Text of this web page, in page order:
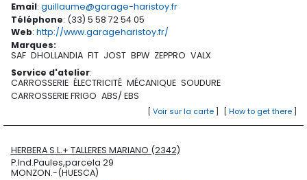
Email: guillaume@garage-haristoy.fr
Téléphone: (33) 5 58 72 54 05
Web: http://www.garageharistoy.fr/
Marques:
SAF DHOLLANDIA FIT JOST BPW ZEPPRO VALX
Service d'atelier:
CARROSSERIE ÉLECTRICITÉ MÉCANIQUE SOUDURE
CARROSSERIE FRIGO ABS/ EBS
[ How to get there]
[ Voir sur la carte]
HERBERA S.L.+ TALLERES MARIANO (2342)
P.Ind.Paules,parcela 29
MONZON.-(HUESCA)